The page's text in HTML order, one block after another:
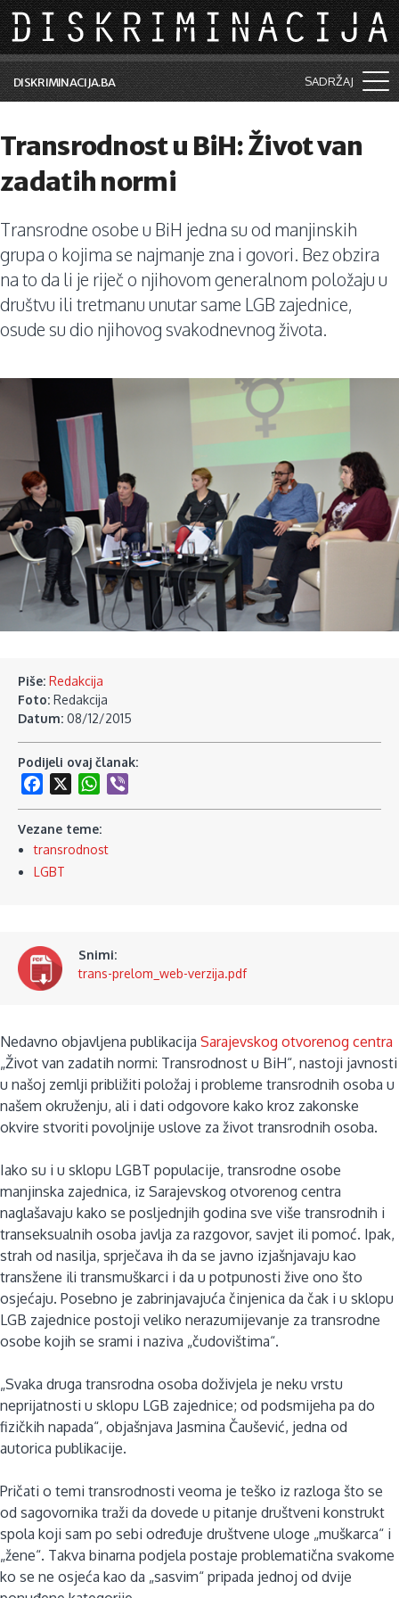
Skip to main content
DISKRIMINACIJA.BA SADRŽAJ
Vijesti i događaji
Aktuelne teme
Kolumne
Lične priče
Saradnja sa medijima
Transrodnost u BiH: Život van
zadatih normi
Transrodne osobe u BiH jedna su od manjinskih
grupa o kojima se najmanje zna i govori. Bez obzira
na to da li je riječ o njihovom generalnom položaju u
društvu ili tretmanu unutar same LGB zajednice,
osude su dio njihovog svakodnevnog života.
Piše: Redakcija
Foto: Redakcija
Datum: 08/12/2015
Podijeli ovaj članak:
Facebook
WhatsApp
Vezane teme:
transrodnost
LGBT
Snimi:
trans-prelom_web-verzija.pdf
Nedavno objavljena publikacija Sarajevskog otvorenog centra
„Život van zadatih normi: Transrodnost u BiH“, nastoji javnosti
u našoj zemlji približiti položaj i probleme transrodnih osoba u
našem okruženju, ali i dati odgovore kako kroz zakonske
okvire stvoriti povoljnije uslove za život transrodnih osoba.
Iako su i u sklopu LGBT populacije, transrodne osobe
manjinska zajednica, iz Sarajevskog otvorenog centra
naglašavaju kako se posljednjih godina sve više transrodnih i
transeksualnih osoba javlja za razgovor, savjet ili pomoć. Ipak,
strah od nasilja, sprječava ih da se javno izjašnjavaju kao
transžene ili transmuškarci i da u potpunosti žive ono što
osjećaju. Posebno je zabrinjavajuća činjenica da čak i u sklopu
LGB zajednice postoji veliko nerazumijevanje za transrodne
osobe kojih se srami i naziva „čudovištima“.
„Svaka druga transrodna osoba doživjela je neku vrstu
neprijatnosti u sklopu LGB zajednice; od podsmijeha pa do
fizičkih napada“, objašnjava Jasmina Čaušević, jedna od
autorica publikacije.
Pričati o temi transrodnosti veoma je teško iz razloga što se
od sagovornika traži da dovede u pitanje društveni konstrukt
spola koji sam po sebi određuje društvene uloge „muškarca“ i
„žene“. Takva binarna podjela postaje problematična svakome
ko se ne osjeća kao da „sasvim“ pripada jednoj od dvije